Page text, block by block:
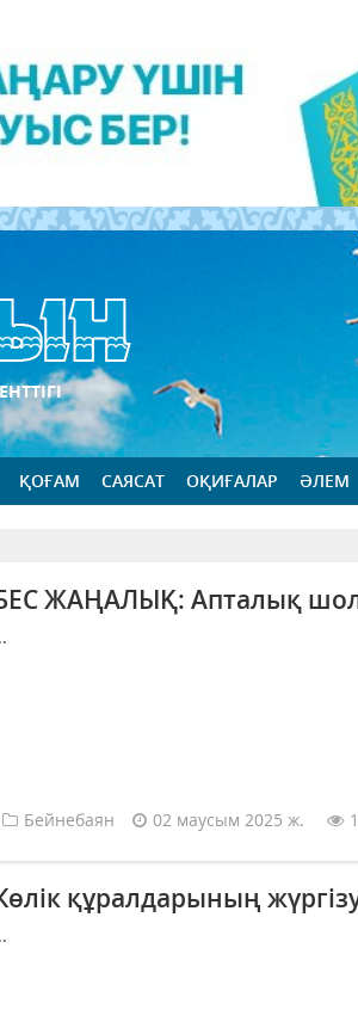
ҚОҒАМ САЯСАТ ОҚИҒАЛАР ӘЛЕМ
ЖАҢАЛЫҚ: Апталық
Бейнебаян 02 маусым 2025 ж.
құралдарының